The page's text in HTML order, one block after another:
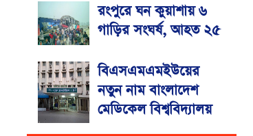
রংপুরে ঘন কুয়াশায় ৬
গাড়ির সংঘর্ষ, আহত ২৫
বিএসএমএমইউয়ের
নতুন নাম বাংলাদেশ
মেডিকেল বিশ্ববিদ্যালয়